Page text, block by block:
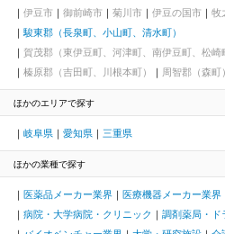
伊豆市
御前崎市 菊川市 伊豆の国市
牧
駿東郡（長泉町、小山町、清水町）
賀茂郡（東伊豆町、河津町、南伊豆町、松崎
榛原郡（吉田町、川根本町）
周智郡（森町）
ほかのエリアで探す
岐阜県 愛知県 三重県
ほかの業種で探す
医薬品メーカー業界 医療機器メーカー業界
病院・大学病院・クリニック
調剤薬局・ド